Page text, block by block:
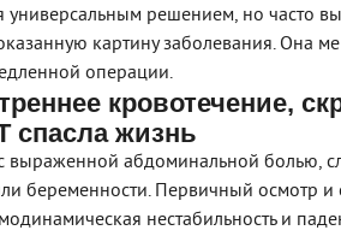
универсальным решением, но часто
картину заболевания. Она
операции.
кровотечение,
спасла жизнь
выраженной абдоминальной болью,
беременности. Первичный осмотр
нестабильность и